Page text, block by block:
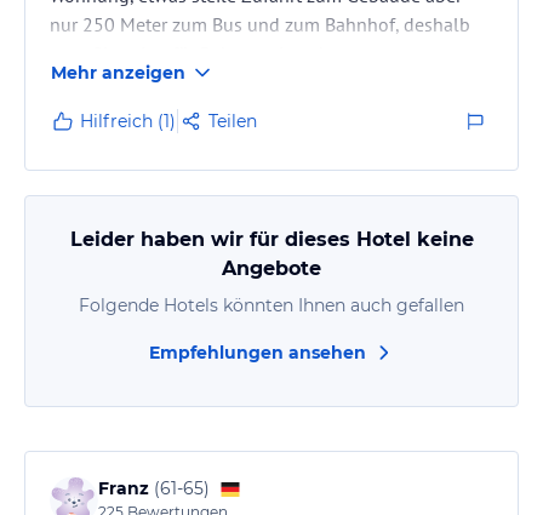
nur 250 Meter zum Bus und zum Bahnhof, deshalb
Mehr anzeigen
Hilfreich (1) Teilen
Leider haben wir für dieses Hotel keine
Angebote
Folgende Hotels könnten Ihnen auch gefallen
Empfehlungen ansehen
Franz (61-65)